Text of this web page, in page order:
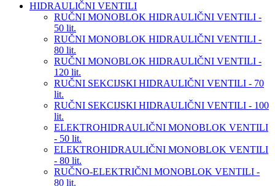
HIDRAULIČNI VENTILI
RUČNI MONOBLOK HIDRAULIČNI VENTILI -
50 lit.
RUČNI MONOBLOK HIDRAULIČNI VENTILI -
80 lit.
RUČNI MONOBLOK HIDRAULIČNI VENTILI -
120 lit.
RUČNI SEKCIJSKI HIDRAULIČNI VENTILI - 70
lit.
RUČNI SEKCIJSKI HIDRAULIČNI VENTILI - 100
lit.
ELEKTROHIDRAULIČNI MONOBLOK VENTILI
- 50 lit.
ELEKTROHIDRAULIČNI MONOBLOK VENTILI
- 80 lit.
RUČNO-ELEKTRIČNI MONOBLOK VENTILI -
80 lit.